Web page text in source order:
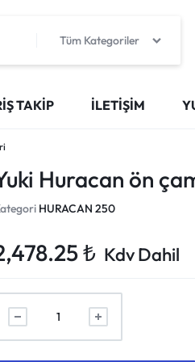
Tüm Kategoriler
TAKIP İLETIŞIM
Huracan ön
HURACAN 250
₺ Kdv Dahil